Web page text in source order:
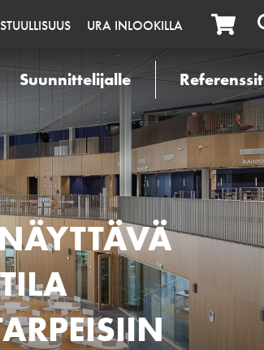
URA INLOOKILLA
Suunnittelijalle Referenssit